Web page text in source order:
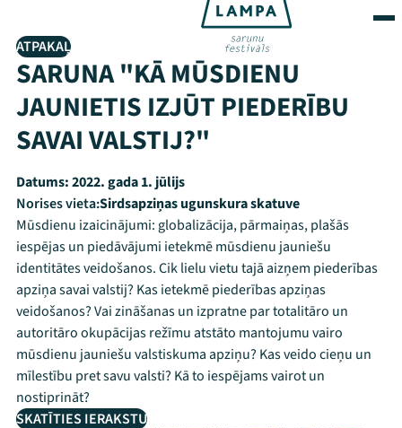
ATPAKAĻ
SARUNA "KĀ MŪSDIENU
JAUNIETIS IZJŪT PIEDERĪBU
SAVAI VALSTIJ?"
Datums:2022. gada 1. jūlijs
Norises vieta:Sirdsapziņas ugunskura skatuve
Mūsdienu izaicinājumi: globalizācija, pārmaiņas, plašās
iespējas un piedāvājumi ietekmē mūsdienu jauniešu
identitātes veidošanos. Cik lielu vietu tajā aizņem piederības
apziņa savai valstij? Kas ietekmē piederības apziņas
veidošanos? Vai zināšanas un izpratne par totalitāro un
autoritāro okupācijas režīmu atstāto mantojumu vairo
mūsdienu jauniešu valstiskuma apziņu? Kas veido cieņu un
mīlestību pret savu valsti? Kā to iespējams vairot un
nostiprināt?
SKATĪTIES IERAKSTU